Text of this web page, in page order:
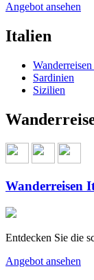
Angebot ansehen
Italien
Sardinien
Sizilien
Wanderreisen
Entdecken Sie die
Angebot ansehen